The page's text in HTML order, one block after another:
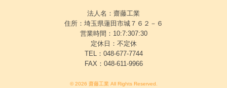
法人名：齋藤工業
住所：埼玉県蓮田市城７６２－６
営業時間：10:7:307:30
定休日：不定休
TEL：048-677-7744
FAX：048-611-9966
© 2026 齋藤工業 All Rights Reserved.